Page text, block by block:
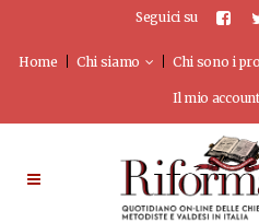
Seguici su
Home Chi siamo Chi sono i
Il mio account